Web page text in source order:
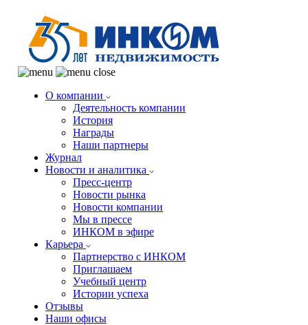
О компании
Деятельность компании
История
Награды
Наши партнеры
Журнал
Новости и аналитика
Пресс-центр
Новости рынка
Новости компании
Мы в прессе
ИНКОМ в эфире
Карьера
Партнерство с ИНКОМ
Приглашаем
Учебный центр
Истории успеха
Отзывы
Наши офисы